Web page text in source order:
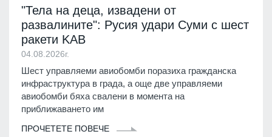
"Тела на деца, извадени от
развалините": Русия удари Суми с шест
ракети KAB
04.08.2026г.
Шест управляеми авиобомби поразиха гражданска
инфраструктура в града, а още две управляеми
авиобомби бяха свалени в момента на
приближаването им
ПРОЧЕТЕТЕ ПОВЕЧЕ